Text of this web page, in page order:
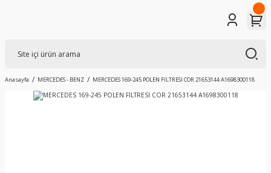
Anasayfa MERCEDES - BENZ MERCEDES 169-245 POLEN FILTRESI COR 21653144 A1698300118